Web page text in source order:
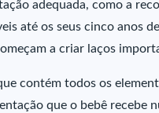
adequada, como a
até os seus cinco anos
a criar laços
contém todos os
que o bebê recebe